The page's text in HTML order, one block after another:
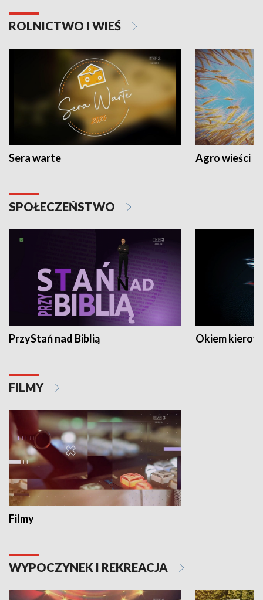
ROLNICTWO I WIEŚ
Sera warte Agro wieści
SPOŁECZEŃSTWO
PrzyStań nad Biblią Okiem
FILMY
Filmy
WYPOCZYNEK I REKREACJA